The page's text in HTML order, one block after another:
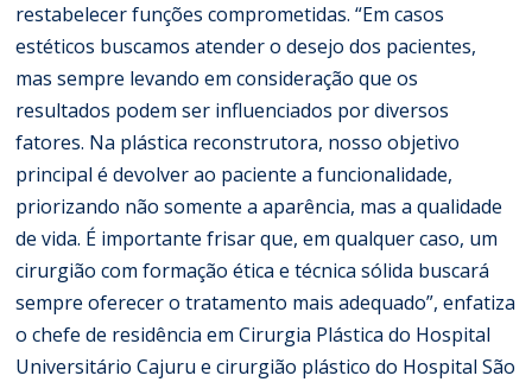
restabelecer funções comprometidas. “Em casos
estéticos buscamos atender o desejo dos pacientes,
mas sempre levando em consideração que os
resultados podem ser influenciados por diversos
fatores. Na plástica reconstrutora, nosso objetivo
principal é devolver ao paciente a funcionalidade,
priorizando não somente a aparência, mas a qualidade
de vida. É importante frisar que, em qualquer caso, um
cirurgião com formação ética e técnica sólida buscará
sempre oferecer o tratamento mais adequado”, enfatiza
o chefe de residência em Cirurgia Plástica do Hospital
Universitário Cajuru e cirurgião plástico do Hospital São